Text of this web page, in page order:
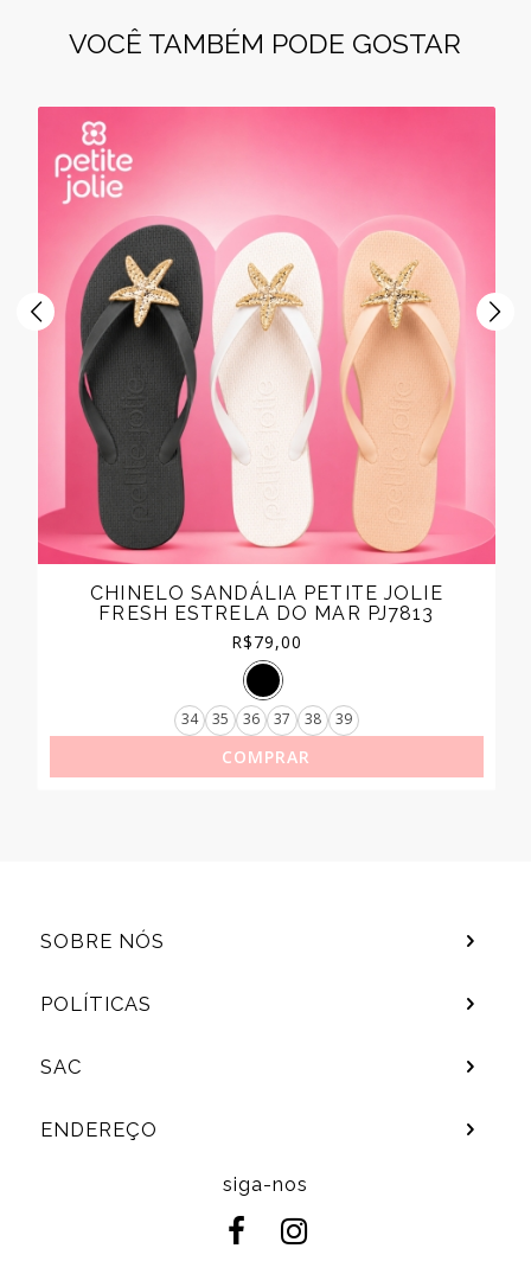
VOCÊ TAMBÉM PODE GOSTAR
CHINELO SANDÁLIA PETITE JOLIE
FRESH ESTRELA DO MAR PJ7813
R$79,00
34 35 36 37 38 39
COMPRAR
SOBRE NÓS
POLÍTICAS
SAC
ENDEREÇO
siga-nos